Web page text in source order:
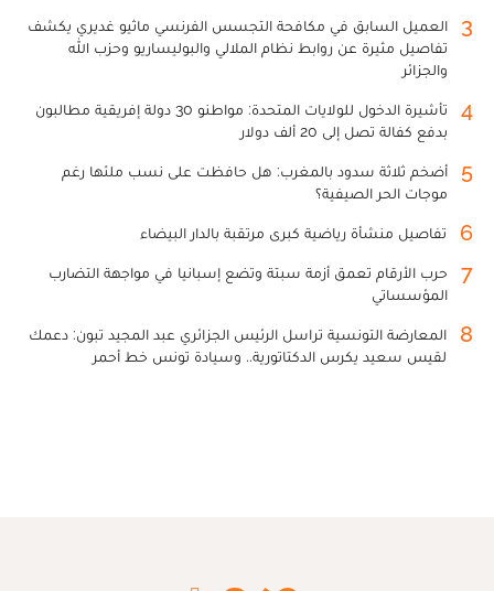
3
العميل السابق في مكافحة التجسس الفرنسي ماثيو غديري يكشف
تفاصيل مثيرة عن روابط نظام الملالي والبوليساريو وحزب الله
والجزائر
4
تأشيرة الدخول للولايات المتحدة: مواطنو 30 دولة إفريقية مطالبون
بدفع كفالة تصل إلى 20 ألف دولار
5
أضخم ثلاثة سدود بالمغرب: هل حافظت على نسب ملئها رغم
موجات الحر الصيفية؟
6 تفاصيل منشأة رياضية كبرى مرتقبة بالدار البيضاء
7
حرب الأرقام تعمق أزمة سبتة وتضع إسبانيا في مواجهة التضارب
المؤسساتي
8
المعارضة التونسية تراسل الرئيس الجزائري عبد المجيد تبون: دعمك
لقيس سعيد يكرس الدكتاتورية.. وسيادة تونس خط أحمر